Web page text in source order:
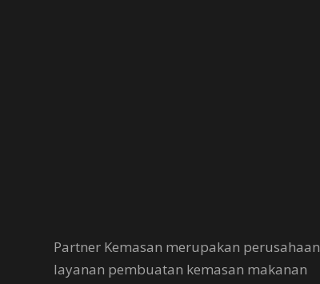
Partner Kemasan merupakan perusahaan
layanan pembuatan kemasan makanan